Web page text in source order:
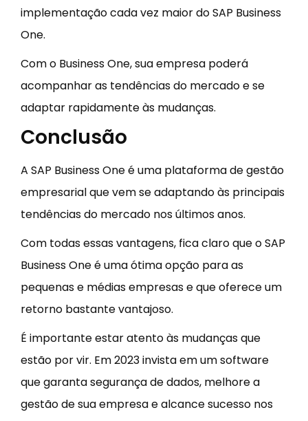
implementação cada vez maior do SAP Business
One.
Com o Business One, sua empresa poderá
acompanhar as tendências do mercado e se
adaptar rapidamente às mudanças.
Conclusão
A SAP Business One é uma plataforma de gestão
empresarial que vem se adaptando às principais
tendências do mercado nos últimos anos.
Com todas essas vantagens, fica claro que o SAP
Business One é uma ótima opção para as
pequenas e médias empresas e que oferece um
retorno bastante vantajoso.
É importante estar atento às mudanças que
estão por vir. Em 2023 invista em um software
que garanta segurança de dados, melhore a
gestão de sua empresa e alcance sucesso nos